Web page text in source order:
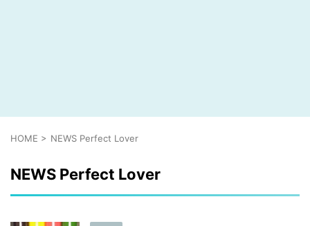
HOME > NEWS Perfect Lover
NEWS Perfect Lover